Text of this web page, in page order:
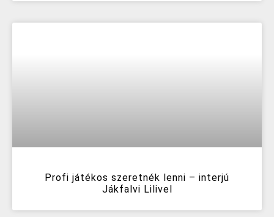
Profi játékos szeretnék lenni – interjú
Jákfalvi Lilivel